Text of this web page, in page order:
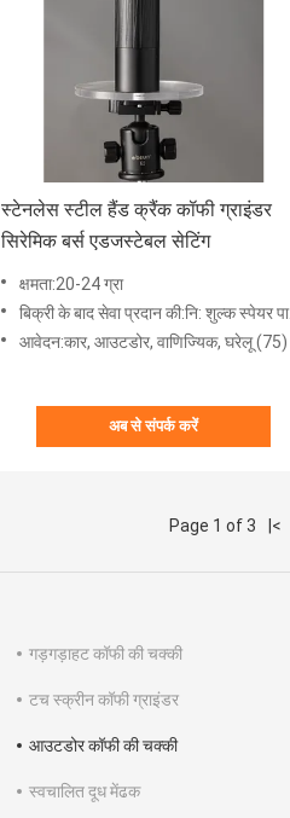
स्टेनलेस स्टील हैंड क्रैंक कॉफी ग्राइंडर
सिरेमिक बर्स एडजस्टेबल सेटिंग
क्षमता:20-24 ग्रा
बिक्री के बाद सेवा प्रदान की:नि: शुल्क स्पेयर पार्ट्स (75)
आवेदन:कार, ​​आउटडोर, वाणिज्यिक, घरेलू (75)
अब से संपर्क करें
Page 1 of 3 |<
गड़गड़ाहट कॉफी की चक्की
टच स्क्रीन कॉफी ग्राइंडर
आउटडोर कॉफी की चक्की
स्वचालित दूध मेंढक